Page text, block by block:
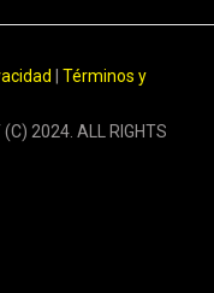
Términos y
2024. ALL RIGHTS